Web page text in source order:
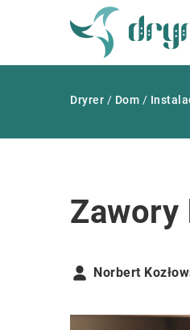
Dryrer / Dom /
Zawory
Norbert